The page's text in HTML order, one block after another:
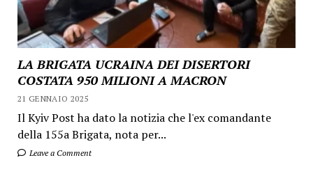
LA BRIGATA UCRAINA DEI DISERTORI
COSTATA 950 MILIONI A MACRON
21 GENNAIO 2025
Il Kyiv Post ha dato la notizia che l'ex comandante
della 155a Brigata, nota per...
Leave a Comment